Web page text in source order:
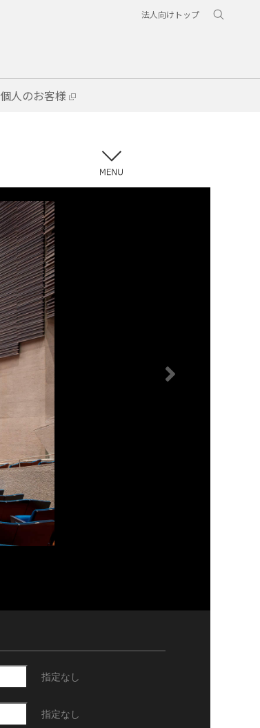
法人向けトップ
個人のお客様
指定なし
指定なし